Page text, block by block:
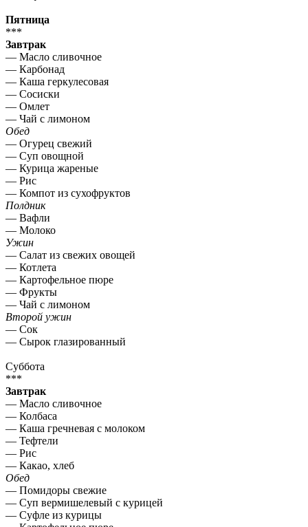
Пятница
***
Завтрак
— Масло сливочное
— Карбонад
— Каша геркулесовая
— Сосиски
— Омлет
— Чай с лимоном
Обед
— Огурец свежий
— Суп овощной
— Курица жареные
— Рис
— Компот из сухофруктов
Полдник
— Вафли
— Молоко
Ужин
— Салат из свежих овощей
— Котлета
— Картофельное пюре
— Фрукты
— Чай с лимоном
Второй ужин
— Сок
— Сырок глазированный
Суббота
***
Завтрак
— Масло сливочное
— Колбаса
— Каша гречневая с молоком
— Тефтели
— Рис
— Какао, хлеб
Обед
— Помидоры свежие
— Суп вермишелевый с курицей
— Суфле из курицы